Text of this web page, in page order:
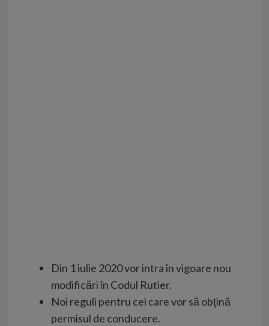
Din 1 iulie 2020 vor intra în vigoare nou
modificări în Codul Rutier.
Noi reguli pentru cei care vor să obțină
permisul de conducere.